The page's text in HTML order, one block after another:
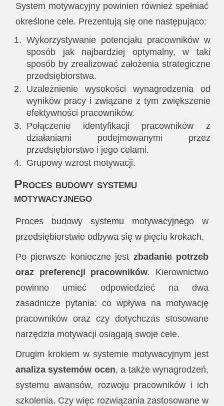
System motywacyjny powinien również spełniać
określone cele. Prezentują się one następująco:
Wykorzystywanie potencjału pracowników w
sposób jak najbardziej optymalny, w taki
sposób by zrealizować założenia strategiczne
przedsiębiorstwa.
Uzależnienie wysokości wynagrodzenia od
wyników pracy i związane z tym zwiększenie
efektywności pracowników.
Połączenie identyfikacji pracowników z
działaniami podejmowanymi przez
przedsiębiorstwo i jego celami.
Grupowy wzrost motywacji.
Proces budowy systemu
motywacyjnego
Proces budowy systemu motywacyjnego w
przedsiębiorstwie odbywa się w pięciu krokach.
Po pierwsze konieczne jest zbadanie potrzeb
oraz preferencji pracowników. Kierownictwo
powinno umieć odpowiedzieć na dwa
zasadnicze pytania: co wpływa na motywację
pracowników oraz czy dotychczas stosowane
narzędzia motywacji osiągają swoje cele.
Drugim krokiem w systemie motywacyjnym jest
analiza systemów ocen, a także wynagrodzeń,
systemu awansów, rozwoju pracowników i ich
szkolenia. Czy więc rozwiązania zastosowane w